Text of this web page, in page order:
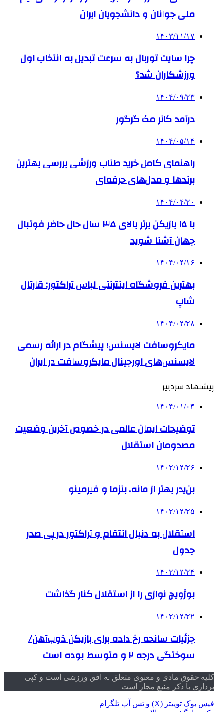
ملی جوانان و دانشجویان ایران
۱۴۰۳/۱۱/۱۷
چرا سایت توربال به ‌سرعت تبدیل به انتخاب اول
ورزشکاران شد؟
۱۴۰۴/۰۹/۲۳
درآمد کانر مک گرگور
۱۴۰۴/۰۵/۱۴
راهنمای کامل خرید طناب ورزشی بررسی بهترین
برندها و مدل‌های حرفه‌ای
۱۴۰۴/۰۴/۲۰
با ۱۵ بازیکن برتر بالای ۳۵ سال حال حاضر فوتبال
جهان آشنا شوید
۱۴۰۴/۰۴/۱۶
بهترین فروشگاه اینترنتی لباس تراکتور: قارتال
شاپ
۱۴۰۴/۰۲/۲۸
مایکروسافت لایسنس؛ پیشگام در ارائه رسمی
لایسنس‌های اورجینال مایکروسافت در ایران
پیشنهاد سردبیر
۱۴۰۴/۰۱/۰۴
توضیحات ایمان عالمی در خصوص آخرین وضعیت
مصدومان استقلال
۱۴۰۲/۱۲/۲۶
بن‌یدر بهتر از مانه، بنزما و فیرمینو
۱۴۰۲/۱۲/۲۵
استقلال به دنبال انتقام و تراکتور در پی صدر
جدول
۱۴۰۲/۱۲/۲۴
بوژویچ نوازی را از استقلال کنار گذاشت
۱۴۰۲/۱۲/۲۲
جزئیات سانحه رخ داده برای بازیکن ذوب‌آهن/
سوختگی درجه ۲ و متوسط بوده است
کلیه حقوق مادی و معنوی متعلق به افق ورزشی است و کپی
برداری با ذکر منبع مجاز است
فیس بوک توییتر (X) واتس آپ تلگرام